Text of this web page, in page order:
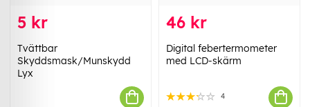
5 kr
Tvättbar
Skyddsmask/Munskydd
Lyx
46 kr
Digital febertermometer
med LCD-skärm
4